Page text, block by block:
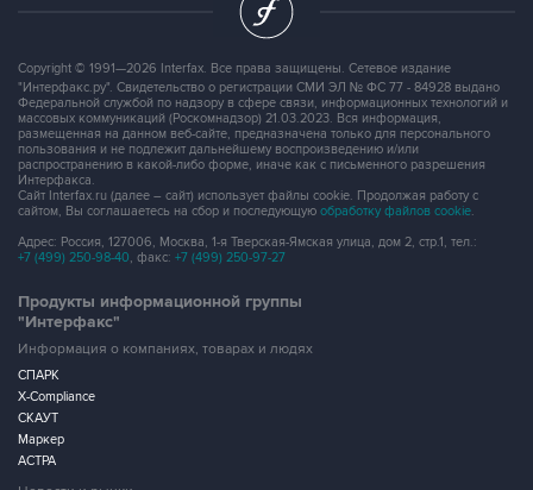
Copyright © 1991—2026 Interfax. Все права защищены. Сетевое издание
"Интерфакс.ру". Свидетельство о регистрации СМИ ЭЛ № ФС 77 - 84928 выдано
Федеральной службой по надзору в сфере связи, информационных технологий и
массовых коммуникаций (Роскомнадзор) 21.03.2023. Вся информация,
размещенная на данном веб-сайте, предназначена только для персонального
пользования и не подлежит дальнейшему воспроизведению и/или
распространению в какой-либо форме, иначе как с письменного разрешения
Интерфакса.
Сайт Interfax.ru (далее – сайт) использует файлы cookie. Продолжая работу с
сайтом, Вы соглашаетесь на сбор и последующую обработку файлов cookie.
Адрес: Россия, 127006, Москва, 1-я Тверская-Ямская улица, дом 2, стр.1, тел.:
+7 (499) 250-98-40, факс: +7 (499) 250-97-27
Продукты информационной группы
"Интерфакс"
Информация о компаниях, товарах и людях
СПАРК
X-Compliance
СКАУТ
Маркер
АСТРА